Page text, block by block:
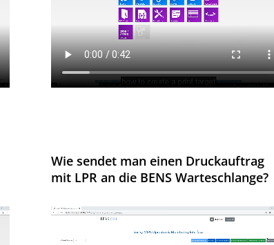
Wie sendet man einen Druckauftrag
mit LPR an die BENS Warteschlange?